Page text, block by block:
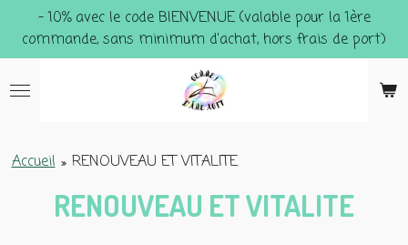
Passer
au
contenu
principal
- 10% avec le code BIENVENUE (valable pour la 1ère
commande, sans minimum d'achat, hors frais de port)
Accueil » RENOUVEAU ET VITALITE
RENOUVEAU ET VITALITE